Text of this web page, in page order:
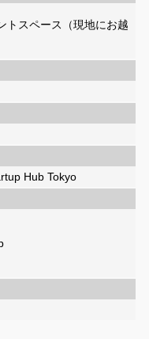
トスペース（現地にお越
Hub Tokyo